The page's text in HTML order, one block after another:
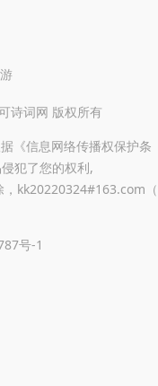
诗词网 版权所有
《信息网络传播权保护条
犯了您的权利,
，kk20220324#163.com
号-1